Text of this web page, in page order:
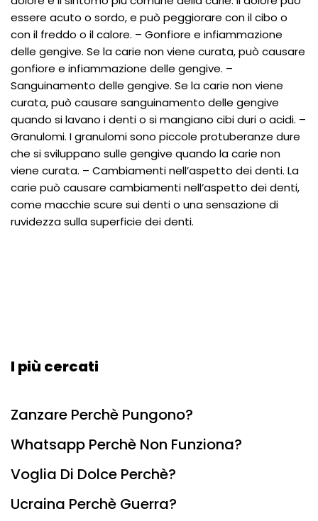
essere acuto o sordo, e può peggiorare con il cibo o
con il freddo o il calore. – Gonfiore e infiammazione
delle gengive. Se la carie non viene curata, può causare
gonfiore e infiammazione delle gengive. –
Sanguinamento delle gengive. Se la carie non viene
curata, può causare sanguinamento delle gengive
quando si lavano i denti o si mangiano cibi duri o acidi. –
Granulomi. I granulomi sono piccole protuberanze dure
che si sviluppano sulle gengive quando la carie non
viene curata. – Cambiamenti nell’aspetto dei denti. La
carie può causare cambiamenti nell’aspetto dei denti,
come macchie scure sui denti o una sensazione di
ruvidezza sulla superficie dei denti.
I più cercati
Zanzare Perchè Pungono?
Whatsapp Perchè Non Funziona?
Voglia Di Dolce Perchè?
Ucraina Perchè Guerra?